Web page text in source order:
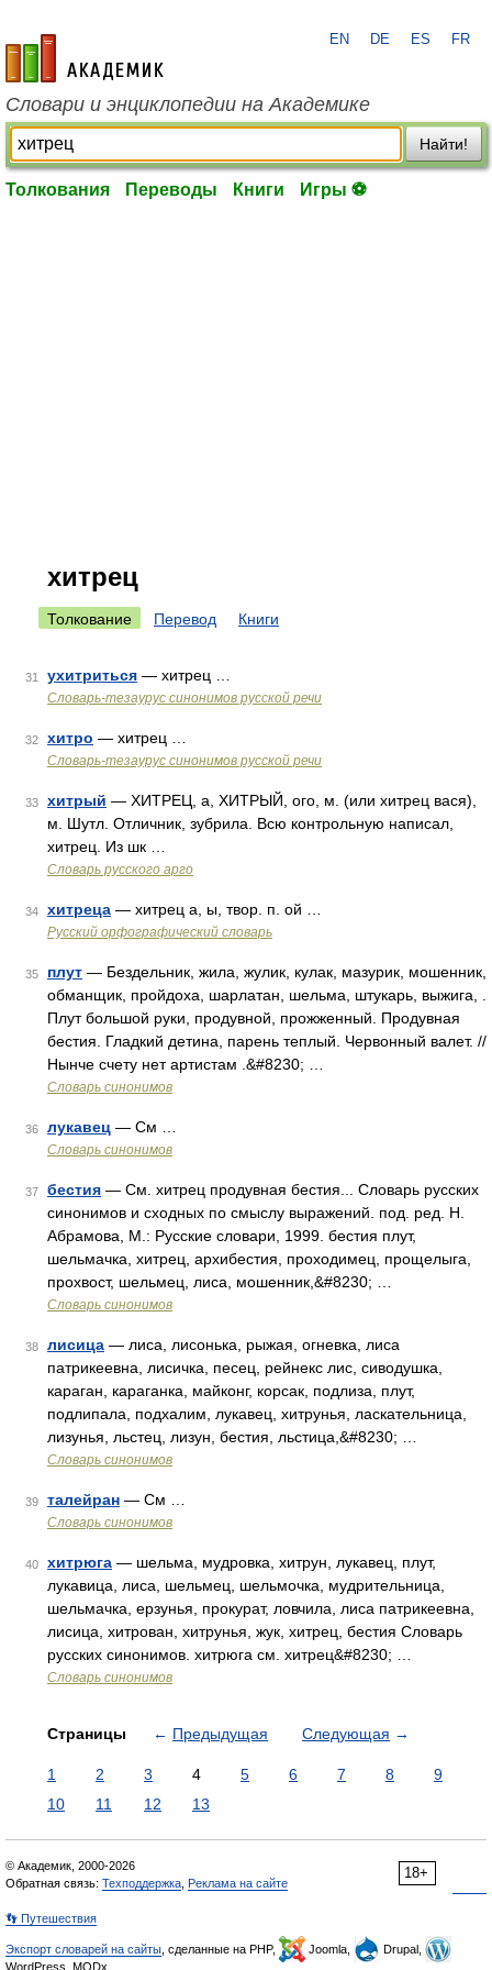
academic.ru
EN DE ES FR
Словари и энциклопедии на Академике
Найти!
Толкования Переводы Книги Игры ⚽
хитрец
Толкование Перевод Книги
31 ухитриться — хитрец …
Словарь-тезаурус синонимов русской речи
32 хитро — хитрец …
Словарь-тезаурус синонимов русской речи
33 хитрый — ХИТРЕЦ, а, ХИТРЫЙ, ого, м. (или хитрец вася),
м. Шутл. Отличник, зубрила. Всю контрольную написал,
хитрец. Из шк …
Словарь русского арго
34 хитреца — хитрец а, ы, твор. п. ой …
Русский орфографический словарь
35 плут — Бездельник, жила, жулик, кулак, мазурик, мошенник,
обманщик, пройдоха, шарлатан, шельма, штукарь, выжига, .
Плут большой руки, продувной, прожженный. Продувная
бестия. Гладкий детина, парень теплый. Червонный валет. //
Нынче счету нет артистам .&#8230; …
Словарь синонимов
36 лукавец — См …
Словарь синонимов
37 бестия — См. хитрец продувная бестия... Словарь русских
синонимов и сходных по смыслу выражений. под. ред. Н.
Абрамова, М.: Русские словари, 1999. бестия плут,
шельмачка, хитрец, архибестия, проходимец, прощелыга,
прохвост, шельмец, лиса, мошенник,&#8230; …
Словарь синонимов
38 лисица — лиса, лисонька, рыжая, огневка, лиса
патрикеевна, лисичка, песец, рейнекс лис, сиводушка,
караган, караганка, майконг, корсак, подлиза, плут,
подлипала, подхалим, лукавец, хитрунья, ласкательница,
лизунья, льстец, лизун, бестия, льстица,&#8230; …
Словарь синонимов
39 талейран — См …
Словарь синонимов
40 хитрюга — шельма, мудровка, хитрун, лукавец, плут,
лукавица, лиса, шельмец, шельмочка, мудрительница,
шельмачка, ерзунья, прокурат, ловчила, лиса патрикеевна,
лисица, хитрован, хитрунья, жук, хитрец, бестия Словарь
русских синонимов. хитрюга см. хитрец&#8230; …
Словарь синонимов
Страницы ← Предыдущая Следующая →
1 2 3 4 5 6 7 8
9
10
11 12 13
18+
© Академик, 2000-2026
Обратная связь: Техподдержка Реклама на сайте
👣 Путешествия
Экспорт словарей на сайты , сделанные на PHP, Joomla,
Drupal,
WordPress, MODx.